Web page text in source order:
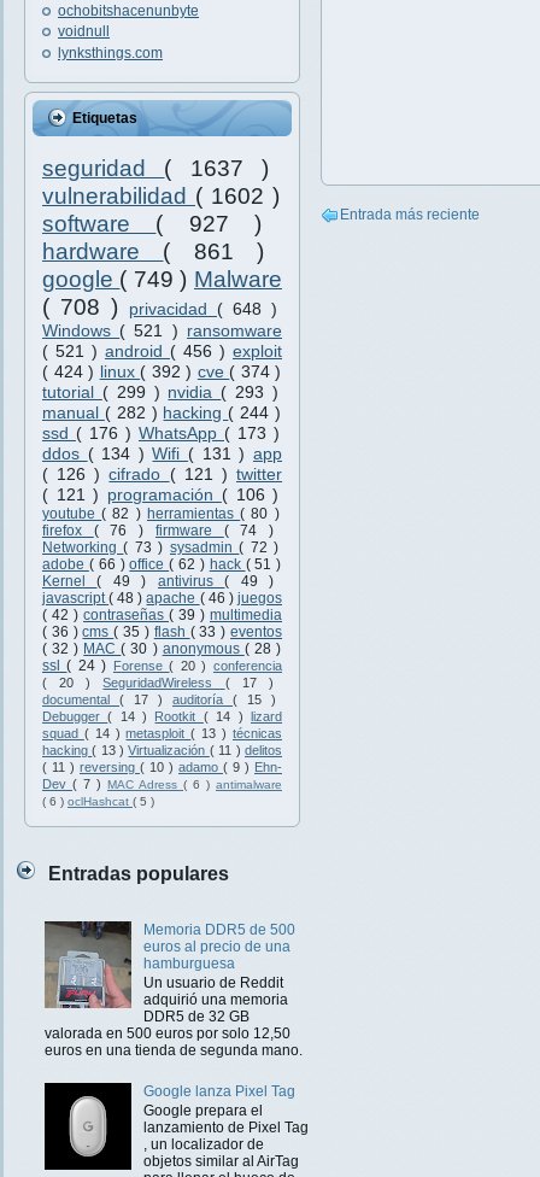
ochobitshacenunbyte
voidnull
lynksthings.com
Etiquetas
seguridad ( 1637 )
vulnerabilidad ( 1602 )
software ( 927 )
hardware ( 861 )
google ( 749 ) Malware
( 708 )
privacidad ( 648 )
Windows ( 521 ) ransomware
( 521 ) android ( 456 ) exploit
( 424 ) linux ( 392 ) cve ( 374 )
tutorial ( 299 ) nvidia ( 293 )
manual ( 282 ) hacking ( 244 )
ssd ( 176 ) WhatsApp ( 173 )
ddos ( 134 )Wifi ( 131 ) app
( 126 )cifrado ( 121 )twitter
( 121 ) programación ( 106 )
youtube( 82 ) herramientas( 80 )
firefox ( 76 ) firmware ( 74 )
Networking( 73 ) sysadmin( 72 )
adobe ( 66 )office( 62 ) hack ( 51 )
Kernel( 49 ) antivirus( 49 )
javascript( 48 )apache ( 46 ) juegos
( 42 ) contraseñas ( 39 ) multimedia
( 36 )cms( 35 ) flash ( 33 )eventos
( 32 ) MAC( 30 ) anonymous ( 28 )
ssl( 24 ) Forense( 20 ) conferencia
( 20 )SeguridadWireless ( 17 )
documental ( 17 ) auditoría ( 15 )
Debugger( 14 ) Rootkit ( 14 ) lizard
squad ( 14 )metasploit( 13 ) técnicas
hacking( 13 )Virtualización ( 11 ) delitos
( 11 ) reversing ( 10 ) adamo ( 9 ) Ehn-
Dev ( 7 ) MAC Adress ( 6 ) antimalware
( 6 ) oclHashcat ( 5 )
Entradas populares
Memoria DDR5 de 500
euros al precio de una
hamburguesa
Un usuario de Reddit
adquirió una memoria
DDR5 de 32 GB
valorada en 500 euros por solo 12,50
euros en una tienda de segunda mano.
Google lanza Pixel Tag
Google prepara el
lanzamiento de Pixel Tag
, un localizador de
objetos similar al AirTag
Entrada más reciente